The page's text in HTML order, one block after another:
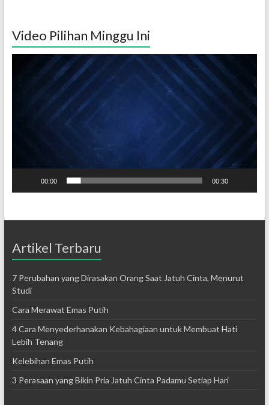
Video Pilihan Minggu Ini
00:00 00:30
Artikel Terbaru
7 Perubahan yang Dirasakan Orang Saat Jatuh Cinta, Menurut
Studi
Cara Merawat Emas Putih
4 Cara Menyederhanakan Kebahagiaan untuk Membuat Hati
Lebih Tenang
Kelebihan Emas Putih
3 Perasaan yang Bikin Pria Jatuh Cinta Padamu Setiap Hari